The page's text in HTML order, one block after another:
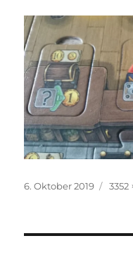
Veröffentlicht
6. Oktober 2019 3352